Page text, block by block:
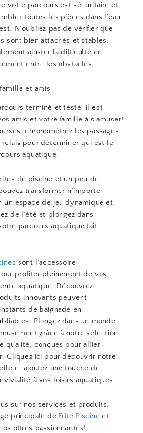
votre parcours est sécuritaire et
toutes les pièces dans l’eau
N’oubliez pas de vérifier que
sont bien attachés et stables.
ajuster la difficulté en
entre les obstacles.
et amis
terminé et testé, il est
amis et votre famille à s’amuser!
chronométrez les passages
relais pour déterminer qui est le
aquatique.
de piscine et un peu de
transformer n’importe
un espace de jeu dynamique et
de l’été et plongez dans
parcours aquatique fait
sont l’accessoire
profiter pleinement de vos
aquatique. Découvrez
innovants peuvent
de baignade en
Plongez dans un monde
grâce à notre sélection
qualité, conçues pour allier
Cliquez ici pour découvrir notre
et ajoutez une touche de
à vos loisirs aquatiques.
sur nos services et produits,
principale de Frite Piscine et
offres passionnantes!